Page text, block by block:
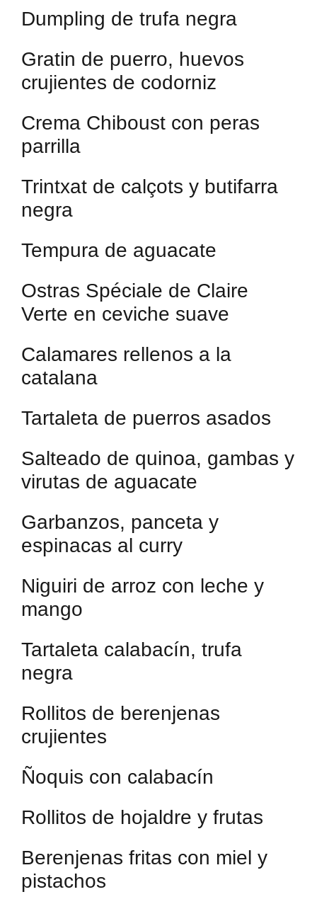
Dumpling de trufa negra
Gratin de puerro, huevos
crujientes de codorniz
Crema Chiboust con peras
parrilla
Trintxat de calçots y butifarra
negra
Tempura de aguacate
Ostras Spéciale de Claire
Verte en ceviche suave
Calamares rellenos a la
catalana
Tartaleta de puerros asados
Salteado de quinoa, gambas y
virutas de aguacate
Garbanzos, panceta y
espinacas al curry
Niguiri de arroz con leche y
mango
Tartaleta calabacín, trufa
negra
Rollitos de berenjenas
crujientes
Ñoquis con calabacín
Rollitos de hojaldre y frutas
Berenjenas fritas con miel y
pistachos